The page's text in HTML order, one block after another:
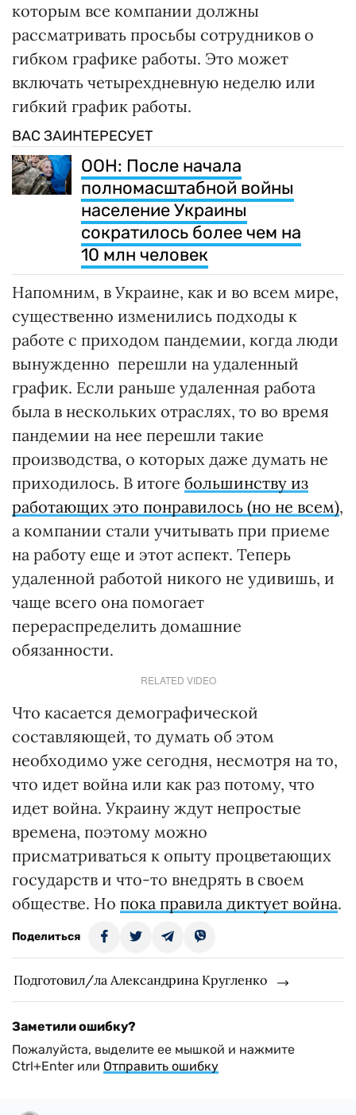
которым все компании должны
рассматривать просьбы сотрудников о
гибком графике работы. Это может
включать четырехдневную неделю или
гибкий график работы.
ВАС ЗАИНТЕРЕСУЕТ
ООН: После начала
полномасштабной войны
население Украины
сократилось более чем на
10 млн человек
Напомним, в Украине, как и во всем мире,
существенно изменились подходы к
работе с приходом пандемии, когда люди
вынужденно перешли на удаленный
график. Если раньше удаленная работа
была в нескольких отраслях, то во время
пандемии на нее перешли такие
производства, о которых даже думать не
приходилось. В итоге большинству из
работающих это понравилось (но не всем),
а компании стали учитывать при приеме
на работу еще и этот аспект. Теперь
удаленной работой никого не удивишь, и
чаще всего она помогает
перераспределить домашние
обязанности.
RELATED VIDEO
Что касается демографической
составляющей, то думать об этом
необходимо уже сегодня, несмотря на то,
что идет война или как раз потому, что
идет война. Украину ждут непростые
времена, поэтому можно
присматриваться к опыту процветающих
государств и что-то внедрять в своем
обществе. Но пока правила диктует война.
Поделиться
Подготовил/ла Александрина Кругленко
Заметили ошибку?
Пожалуйста, выделите ее мышкой и нажмите
Ctrl+Enter или Отправить ошибку